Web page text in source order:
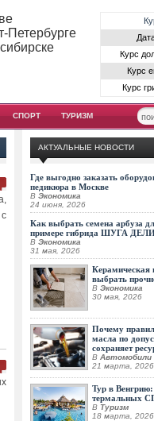
Курс
Курс
Курс
Петербурге
СПОРТ ТУРИЗМ
АКТУАЛЬНЫЕ НОВОСТИ
Где выгодно заказать
педикюра в Москве
В Экономика
24 июня, 2026
Как выбрать семена арбуза
примере гибрида ШУГА
В Экономика
31 мая, 2026
Керамическая
выбрать
В Экономика
30 мая, 2026
Почему
масла по
сохраняет
В Автомобили
21 марта, 2026
Тур в Венгрию:
термальных
В Туризм
18 марта, 2026